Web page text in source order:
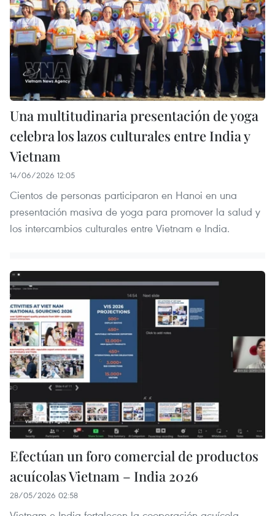
Una multitudinaria presentación de yoga
celebra los lazos culturales entre India y
Vietnam
14/06/2026 12:05
Cientos de personas participaron en Hanoi en una
presentación masiva de yoga para promover la salud y
los intercambios culturales entre Vietnam e India.
Efectúan un foro comercial de productos
acuícolas Vietnam – India 2026
28/05/2026 02:58